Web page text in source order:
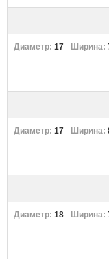
17
17
18